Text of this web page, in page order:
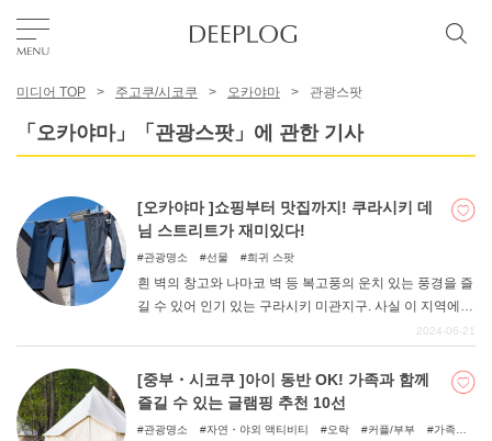
에리어
한국어
USD
미디어 TOP 주고쿠/시코쿠 오카야마 관광스팟
「오카야마」「관광스팟」에 관한 기사
[오카야마 ]쇼핑부터 맛집까지! 쿠라시키 데
님 스트리트가 재미있다!
관광명소 선물 희귀 스팟
흰 벽의 창고와 나마코 벽 등 복고풍의 운치 있는 풍경을 즐
길 수 있어 인기 있는 구라시키 미관지구. 사실 이 지역에
데님 사랑이 넘치는 "쿠라시키 데님 스트리트 "라는 재미있
시에 가면 꼭 들러야 할 구라시키 데님 스트리트의 매력을
소개합니다.
2024-06-21
[중부・시코쿠 ]아이 동반 OK! 가족과 함께
즐길 수 있는 글램핑 추천 10선
관광명소 자연・야외 액티비티 오락 커플/부부
가족여